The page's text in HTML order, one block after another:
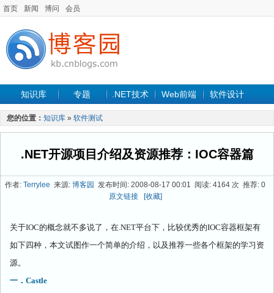
首页 新闻 博问 会员
知识库 专题 .NET技术 Web前端 软件设计
手机开发 软件工程
最新文章
您的位置： 知识库 » 软件测试
.NET开源项目介绍及资源推荐：IOC容器篇
作者: Terrylee 来源: 博客园 发布时间: 2008-08-17 00:01 阅读: 4164 次 推荐: 0
原文链接
[收藏]
关于IOC的概念就不多说了，在.NET平台下，比较优秀的IOC容器框架有
如下四种，本文试图作一个简单的介绍，以及推荐一些各个框架的学习资
源。
一． Castle